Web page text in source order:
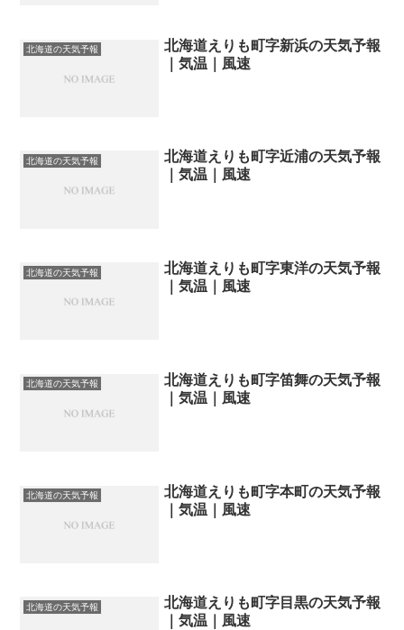
北海道の天気予報
北海道えりも町字新浜の天気予報
｜気温｜風速
北海道の天気予報
北海道えりも町字近浦の天気予報
｜気温｜風速
北海道の天気予報
北海道えりも町字東洋の天気予報
｜気温｜風速
北海道の天気予報
北海道えりも町字笛舞の天気予報
｜気温｜風速
北海道の天気予報
北海道えりも町字本町の天気予報
｜気温｜風速
北海道の天気予報
北海道えりも町字目黒の天気予報
｜気温｜風速